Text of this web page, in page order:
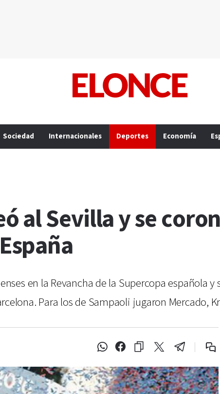
Sociedad Internacionales Deportes Economía
al Sevilla y se
en la Revancha de la Supercopa española
Para los de Sampaoli jugaron Mercado,